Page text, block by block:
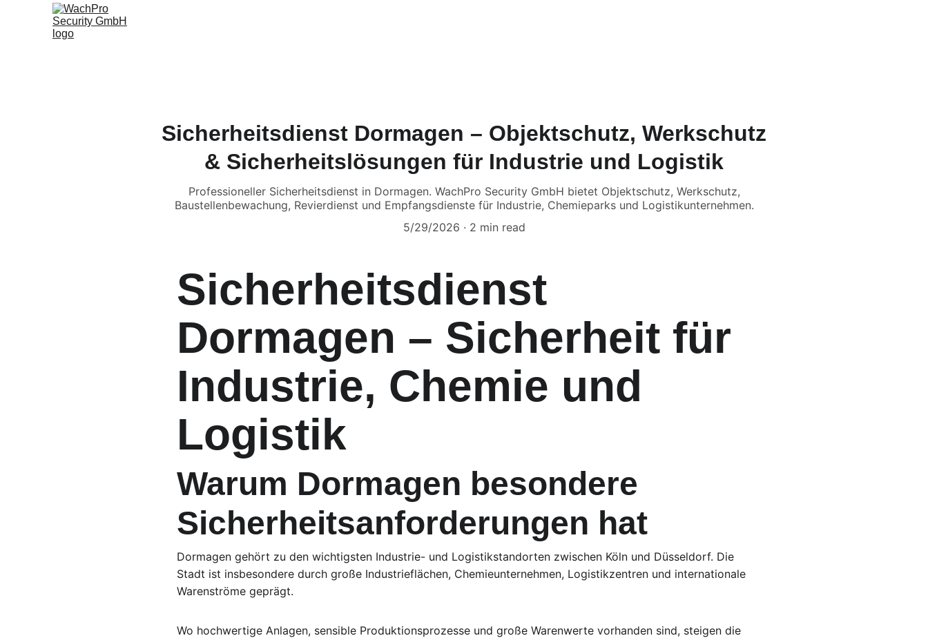
Sicherheitsdienst Dormagen – Objektschutz, Werkschutz
& Sicherheitslösungen für Industrie und Logistik
Professioneller Sicherheitsdienst in Dormagen. WachPro Security GmbH bietet Objektschutz, Werkschutz,
Baustellenbewachung, Revierdienst und Empfangsdienste für Industrie, Chemieparks und Logistikunternehmen.
5/29/2026
2 min read
Sicherheitsdienst
Dormagen – Sicherheit für
Industrie, Chemie und
Logistik
Warum Dormagen besondere
Sicherheitsanforderungen hat
Dormagen gehört zu den wichtigsten Industrie- und Logistikstandorten zwischen Köln und Düsseldorf. Die
Stadt ist insbesondere durch große Industrieflächen, Chemieunternehmen, Logistikzentren und internationale
Warenströme geprägt.
Wo hochwertige Anlagen, sensible Produktionsprozesse und große Warenwerte vorhanden sind, steigen die